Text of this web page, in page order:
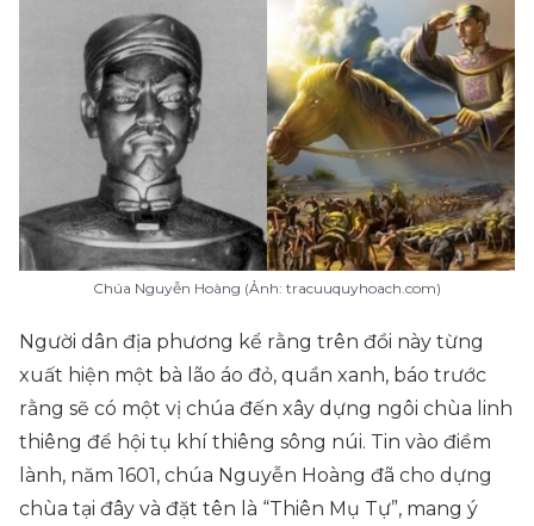
Chúa Nguyễn Hoàng (Ảnh: tracuuquyhoach.com)
Người dân địa phương kể rằng trên đồi này từng
xuất hiện một bà lão áo đỏ, quần xanh, báo trước
rằng sẽ có một vị chúa đến xây dựng ngôi chùa linh
thiêng để hội tụ khí thiêng sông núi. Tin vào điềm
lành, năm 1601, chúa Nguyễn Hoàng đã cho dựng
chùa tại đây và đặt tên là “Thiên Mụ Tự”, mang ý